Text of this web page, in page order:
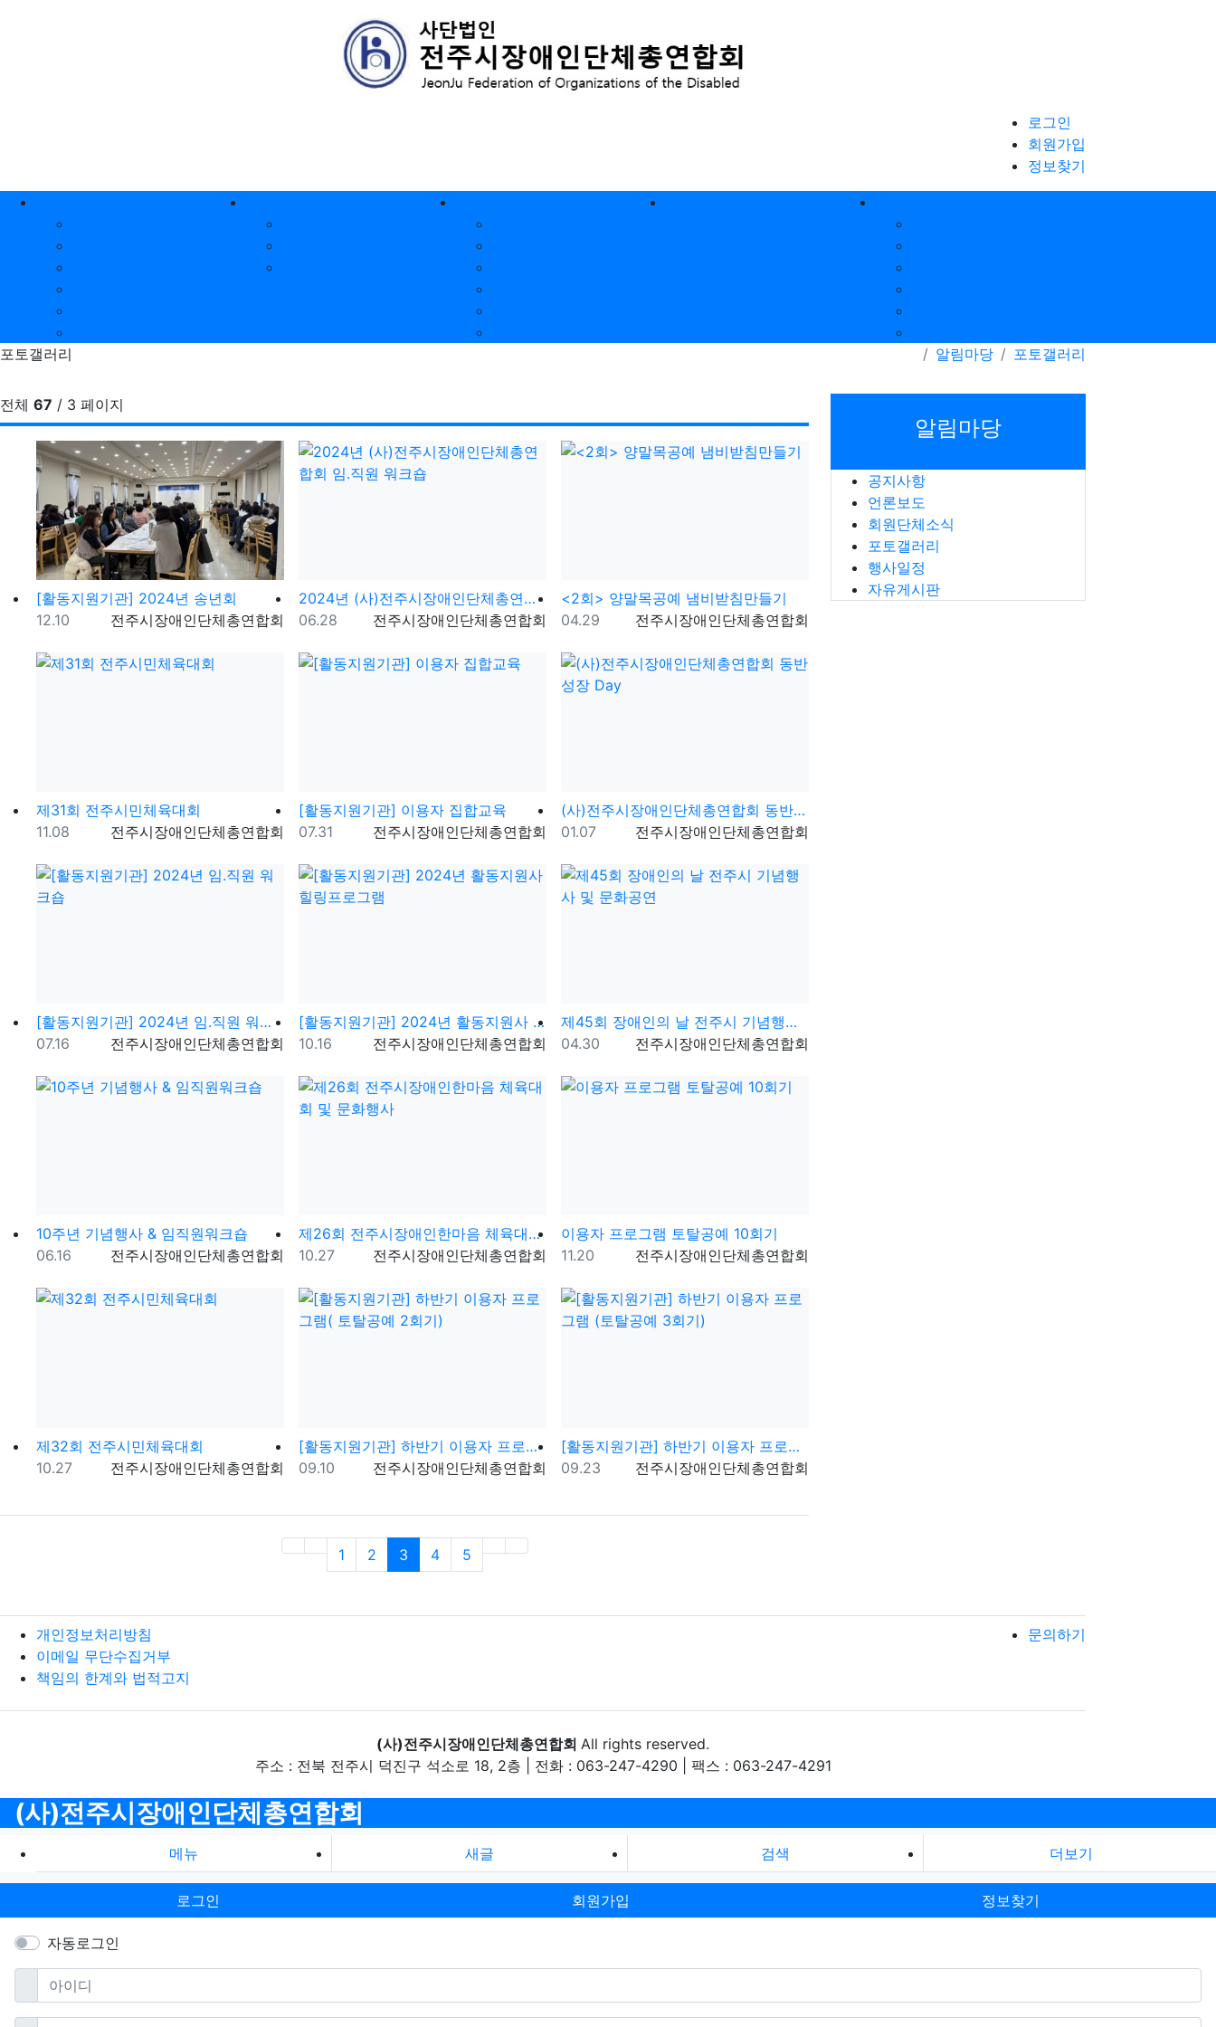
로그인
회원가입
정보찾기
메인 메뉴
포토갤러리
알림마당 포토갤러리
전체 67 / 3 페이지
[활동지원기관] 2024년 송년회
등록자
전주시장애인단체총연합회
등록일
12.10
2024년 (사)전주시장애인단체총연합회 임.직원 워크숍
등록자
전주시장애인단체총연합회
등록일
06.28
<2회> 양말목공예 냄비받침만들기
등록자
전주시장애인단체총연합회
등록일
04.29
제31회 전주시민체육대회
등록자
전주시장애인단체총연합회
등록일
11.08
[활동지원기관] 이용자 집합교육
등록자
전주시장애인단체총연합회
등록일
07.31
(사)전주시장애인단체총연합회 동반성장 Day
등록자
전주시장애인단체총연합회
등록일
01.07
[활동지원기관] 2024년 임.직원 워크숍
등록자
전주시장애인단체총연합회
등록일
07.16
[활동지원기관] 2024년 활동지원사 힐링프로그램
등록자
전주시장애인단체총연합회
등록일
10.16
제45회 장애인의 날 전주시 기념행사 및 문화공연
등록자
전주시장애인단체총연합회
등록일
04.30
10주년 기념행사 & 임직원워크숍
등록자
전주시장애인단체총연합회
등록일
06.16
제26회 전주시장애인한마음 체육대회 및 문화행사
등록자
전주시장애인단체총연합회
등록일
10.27
이용자 프로그램 토탈공예 10회기
등록자
전주시장애인단체총연합회
등록일
11.20
제32회 전주시민체육대회
등록자
전주시장애인단체총연합회
등록일
10.27
[활동지원기관] 하반기 이용자 프로그램( 토탈공예 2회기)
등록자
전주시장애인단체총연합회
등록일
09.10
[활동지원기관] 하반기 이용자 프로그램 (토탈공예 3회기)
등록자
전주시장애인단체총연합회
등록일
09.23
1 2 3(current)
4 5
알림마당
공지사항
언론보도
회원단체소식
포토갤러리
행사일정
자유게시판
개인정보처리방침
이메일 무단수집거부
책임의 한계와 법적고지
문의하기
(사)전주시장애인단체총연합회 All rights reserved.
주소 : 전북 전주시 덕진구 석소로 18, 2층 | 전화 : 063-247-4290 | 팩스 : 063-247-4291
(사)전주시장애인단체총연합회
메뉴 새글 검색 더보기
로그인 회원가입 정보찾기
자동로그인
아이디필수